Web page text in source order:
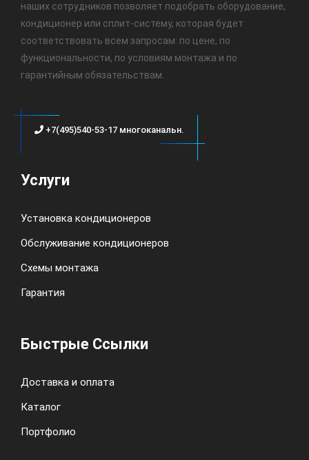
наших сотрудников позволяет подобрать оборудование,
кондиционер или сплит-систему, которая будет
соответствовать всем запросам: по цене, по
функциональности, по условиям монтажа и по
гарантийным обязательствам.
+7(495)540-53-17 многоканальн.
Услуги
Установка кондиционеров
Обслуживание кондиционеров
Схемы монтажа
Гарантия
Быстрые Ссылки
Доставка и оплата
Каталог
Портфолио